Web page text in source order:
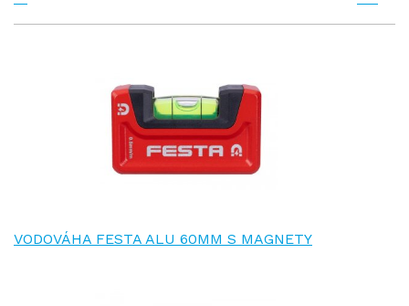
VODOVÁHA FESTA ALU 60MM S MAGNETY